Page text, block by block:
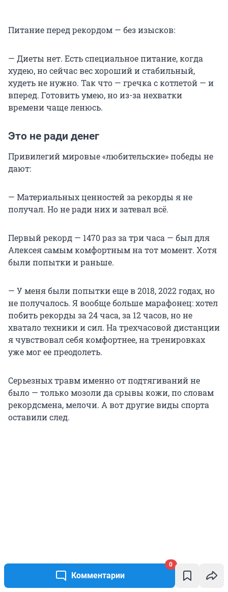
Комментарии
0
Питание перед рекордом — без изысков:
— Диеты нет. Есть специальное питание, когда
худею, но сейчас вес хороший и стабильный,
худеть не нужно. Так что — гречка с котлетой — и
вперед. Готовить умею, но из-за нехватки
времени чаще ленюсь.
Это не ради денег
Привилегий мировые «любительские» победы не
дают:
— Материальных ценностей за рекорды я не
получал. Но не ради них и затевал всё.
Первый рекорд — 1470 раз за три часа — был для
Алексея самым комфортным на тот момент. Хотя
были попытки и раньше.
— У меня были попытки еще в 2018, 2022 годах, но
не получалось. Я вообще больше марафонец: хотел
побить рекорды за 24 часа, за 12 часов, но не
хватало техники и сил. На трехчасовой дистанции
я чувствовал себя комфортнее, на тренировках
уже мог ее преодолеть.
Серьезных травм именно от подтягиваний не
было — только мозоли да срывы кожи, по словам
рекордсмена, мелочи. А вот другие виды спорта
оставили след.